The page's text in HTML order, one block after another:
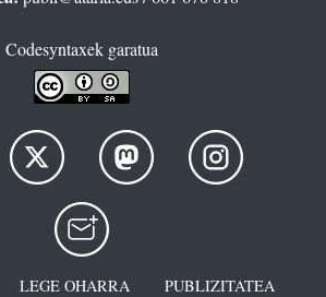
Codesyntaxek garatua
LEGE OHARRA
PUBLIZITATEA